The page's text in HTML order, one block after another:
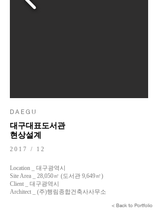
D A E G U
대구대표도서관
현상설계
2017 / 12
Location _ 대구광역시
Site Area _ 28,050㎡ (도서관 9,649㎡)
Client _ 대구광역시
Architect _ (주)행림종합건축사사무소
< Back to Portfolio